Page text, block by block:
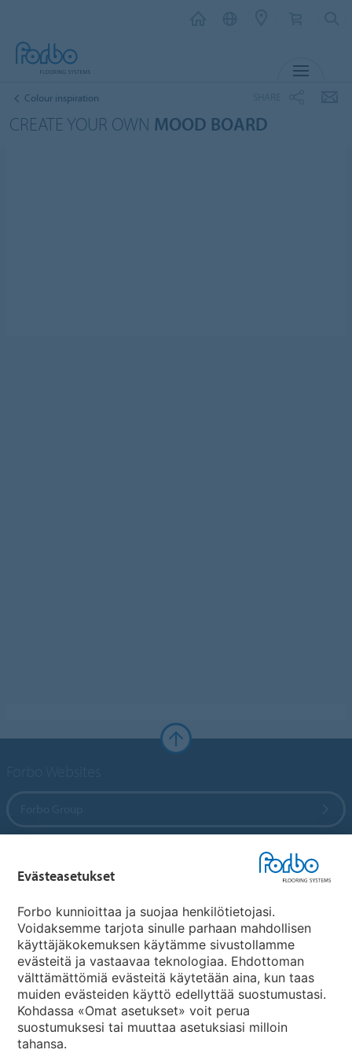
Colour inspiration
CREATE YOUR OWN MOOD BOARD
Maakohtaiset sivut
Valitse maa
Evästeasetukset
Forbo kunnioittaa ja suojaa henkilötietojasi.
Voidaksemme tarjota sinulle parhaan mahdollisen
käyttäjäkokemuksen käytämme sivustollamme
evästeitä ja vastaavaa teknologiaa. Ehdottoman
välttämättömiä evästeitä käytetään aina, kun taas
muiden evästeiden käyttö edellyttää suostumustasi.
Kohdassa «Omat asetukset» voit perua
suostumuksesi tai muuttaa asetuksiasi milloin
tahansa.